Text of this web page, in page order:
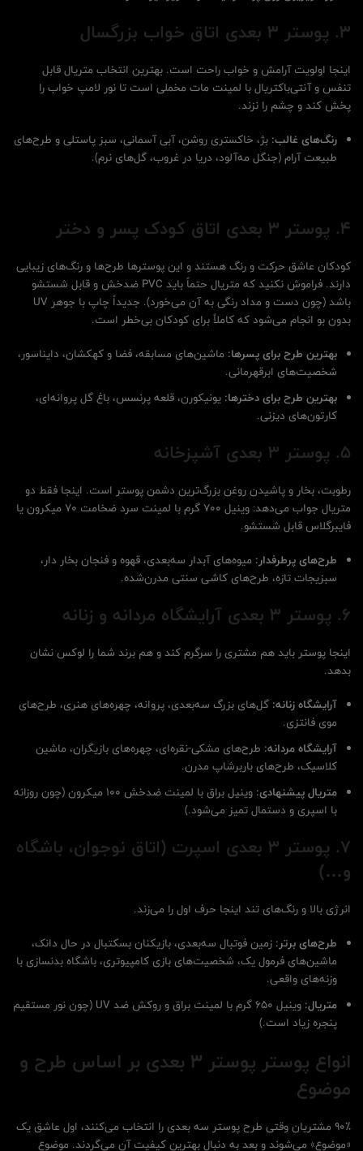
3. پوستر 3 بعدی اتاق خواب بزرگسال
اینجا اولویت آرامش و خواب راحت است. بهترین انتخاب متریال قابل
تنفس و آنتی‌باکتریال با لمینت مات مخملی است تا نور لامپ خواب را
پخش کند و چشم را نزند.
رنگ‌های غالب: بژ، خاکستری روشن، آبی آسمانی، سبز پاستلی و طرح‌های
طبیعت آرام (جنگل مه‌آلود، دریا در غروب، گل‌های نرم).
4. پوستر 3 بعدی اتاق کودک پسر و دختر
کودکان عاشق حرکت و رنگ هستند و این پوسترها طرح‌ها و رنگ‌های زیبایی
دارند. فراموش نکنید که متریال حتماً باید PVC ضدخش و قابل شستشو
باشد (چون دست و مداد رنگی به آن می‌خورد). جدیداً چاپ با جوهر UV
بدون بو انجام می‌شود که کاملاً برای کودکان بی‌خطر است.
بهترین طرح برای پسرها: ماشین‌های مسابقه، فضا و کهکشان، دایناسور،
شخصیت‌های ابرقهرمانی.
بهترین طرح برای دخترها: یونیکورن، قلعه پرنسس، باغ گل پروانه‌ای،
کارتون‌های دیزنی.
5. پوستر 3 بعدی آشپزخانه
رطوبت، بخار و پاشیدن روغن بزرگ‌ترین دشمن پوستر است. اینجا فقط دو
متریال جواب می‌دهد: وینیل ۷۰۰ گرم با لمینت سرد ضخامت ۷۰ میکرون یا
فایبرگلاس قابل شستشو.
طرح‌های پرطرفدار: میوه‌های آبدار سه‌بعدی، قهوه و فنجان بخار دار،
سبزیجات تازه، طرح‌های کاشی سنتی مدرن‌شده.
6. پوستر 3 بعدی آرایشگاه مردانه و زنانه
اینجا پوستر باید هم مشتری را سرگرم کند و هم برند شما را لوکس نشان
بدهد.
آرایشگاه زنانه: گل‌های بزرگ سه‌بعدی، پروانه، چهره‌های هنری، طرح‌های
موی فانتزی.
آرایشگاه مردانه: طرح‌های مشکی-نقره‌ای، چهره‌های بازیگران، ماشین
کلاسیک، طرح‌های باربرشاپ مدرن.
متریال پیشنهادی:
وینیل براق با لمینت ضدخش ۱۰۰ میکرون (چون روزانه
با اسپری و دستمال تمیز می‌شود.)
7. پوستر 3 بعدی اسپرت (اتاق نوجوان، باشگاه
و…)
انرژی بالا و رنگ‌های تند اینجا حرف اول را می‌زند.
طرح‌های برتر: زمین فوتبال سه‌بعدی، بازیکنان بسکتبال در حال دانک،
ماشین‌های فرمول یک، شخصیت‌های بازی کامپیوتری، باشگاه بدنسازی با
وزنه‌های واقعی.
متریال:
وینیل ۶۵۰ گرم با لمینت براق و روکش ضد UV (چون نور مستقیم
پنجره زیاد است.)
انواع پوستر پوستر 3 بعدی بر اساس طرح و
موضوع
۹۰٪ مشتریان وقتی طرح پوستر سه بعدی را انتخاب می‌کنند، اول عاشق یک
«موضوع» می‌شوند و بعد به دنبال بهترین کیفیت آن می‌گردند. موضوع